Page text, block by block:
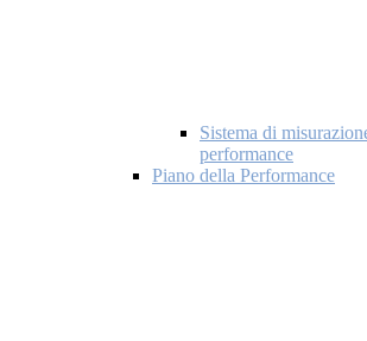
Sistema di
performance
Piano della Performance